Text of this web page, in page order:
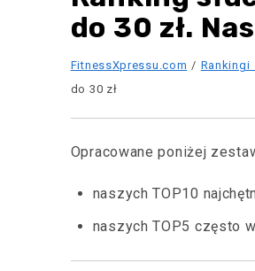
do 30 zł.
FitnessXpressu.com /
do 30 zł
Opracowane poniżej
naszych TOP10
naszych TOP5 często